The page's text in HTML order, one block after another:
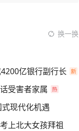
换一换
亿银行副行长
受害者家属
现代化机遇
上北大女孩拜祖